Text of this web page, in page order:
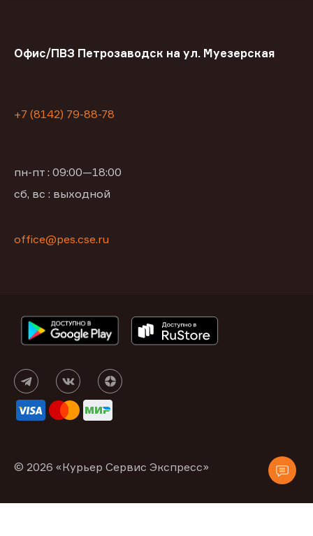
Офис/ПВЗ Петрозаводск на ул. Муезерская
+7 (8142) 79-88-78
пн-пт : 09:00—18:00
сб, вс : выходной
office@pes.cse.ru
© 2026 «Курьер Сервис Экспресс»